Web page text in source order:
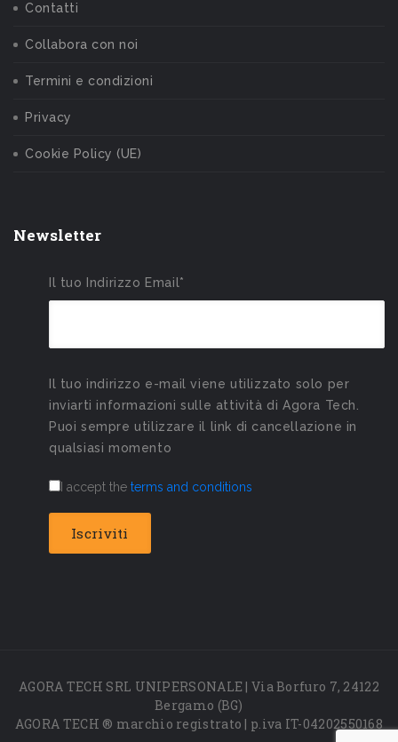
Contatti
Collabora con noi
Termini e condizioni
Privacy
Cookie Policy (UE)
Newsletter
Il tuo Indirizzo Email*
Il tuo indirizzo e-mail viene utilizzato solo per
inviarti informazioni sulle attività di Agora Tech.
Puoi sempre utilizzare il link di cancellazione in
qualsiasi momento
I accept the terms and conditions
AGORA TECH SRL UNIPERSONALE | Via Borfuro 7, 24122
Bergamo (BG)
AGORA TECH ® marchio registrato | p.iva IT-04202550168